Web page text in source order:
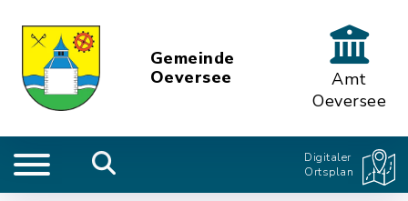
Gemeinde
Oeversee
Amt
Oeversee
Digitaler
Ortsplan